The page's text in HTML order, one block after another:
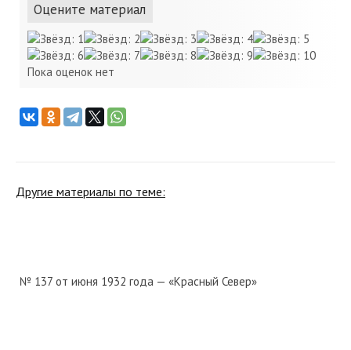
Оцените материал
Пока оценок нет
Другие материалы по теме:
№ 137 от июня 1932 года — «Красный Север»